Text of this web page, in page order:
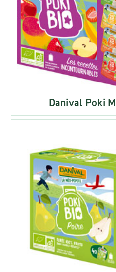
Danival Poki